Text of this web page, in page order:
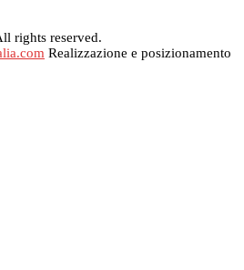
rights reserved.
Realizzazione e posizionamento